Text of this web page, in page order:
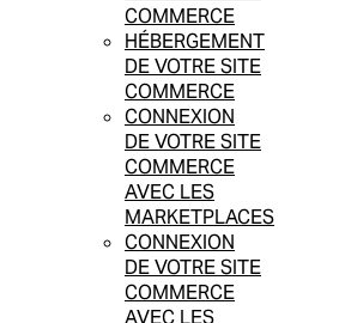
COMMERCE
HÉBERGEMENT
DE VOTRE SITE
COMMERCE
CONNEXION
DE VOTRE SITE
COMMERCE
AVEC LES
MARKETPLACES
CONNEXION
DE VOTRE SITE
COMMERCE
AVEC LES